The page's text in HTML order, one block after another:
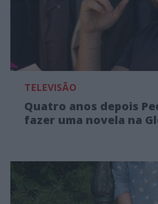
TELEVISÃO
Quatro anos depois
fazer uma novela na